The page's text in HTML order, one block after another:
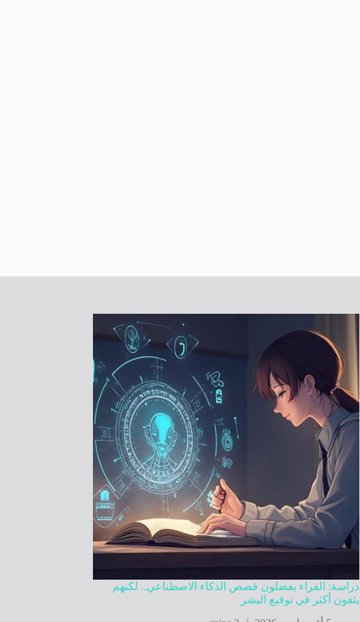
دراسة: القراء يفضلون قصص الذكاء الاصطناعي.. لكنهم
يثقون أكثر في توقيع البشر